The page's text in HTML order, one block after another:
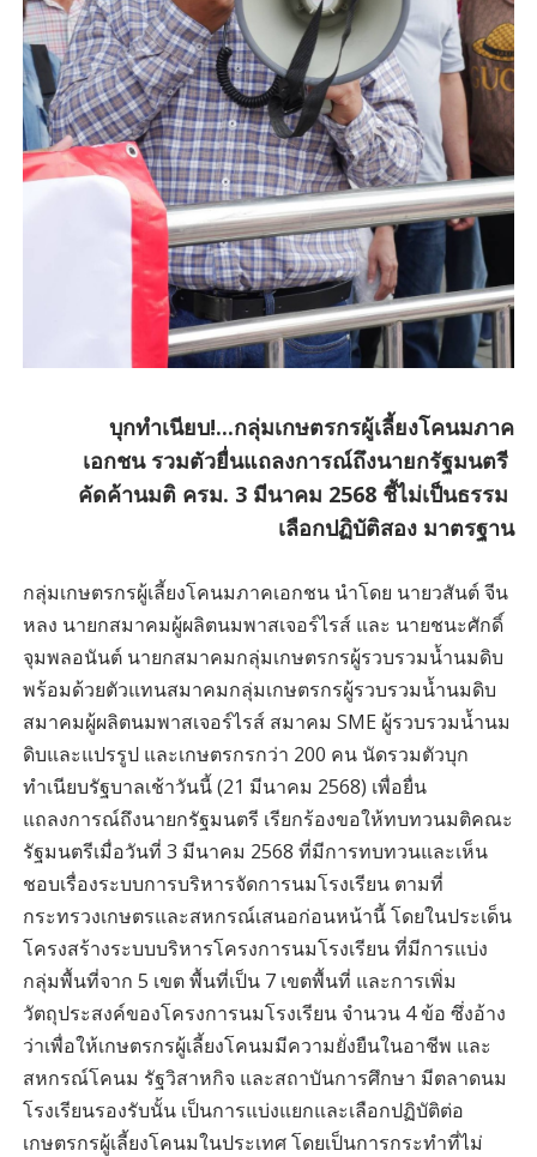
บุกทำเนียบ!...กลุ่มเกษตรกรผู้เลี้ยงโคนมภาค
เอกชน รวมตัวยื่นแถลงการณ์ถึงนายกรัฐมนตรี
คัดค้านมติ ครม. 3 มีนาคม 2568 ชี้ไม่เป็นธรรม
เลือกปฏิบัติสอง มาตรฐาน
กลุ่มเกษตรกรผู้เลี้ยงโคนมภาคเอกชน นำโดย นายวสันต์ จีน
หลง นายกสมาคมผู้ผลิตนมพาสเจอร์ไรส์ และ นายชนะศักดิ์
จุมพลอนันต์ นายกสมาคมกลุ่มเกษตรกรผู้รวบรวมน้ำนมดิบ
พร้อมด้วยตัวแทนสมาคมกลุ่มเกษตรกรผู้รวบรวมน้ำนมดิบ
สมาคมผู้ผลิตนมพาสเจอร์ไรส์ สมาคม SME ผู้รวบรวมน้ำนม
ดิบและแปรรูป และเกษตรกรกว่า 200 คน นัดรวมตัวบุก
ทำเนียบรัฐบาลเช้าวันนี้ (21 มีนาคม 2568) เพื่อยื่น
แถลงการณ์ถึงนายกรัฐมนตรี เรียกร้องขอให้ทบทวนมติคณะ
รัฐมนตรีเมื่อวันที่ 3 มีนาคม 2568 ที่มีการทบทวนและเห็น
ชอบเรื่องระบบการบริหารจัดการนมโรงเรียน ตามที่
กระทรวงเกษตรและสหกรณ์เสนอก่อนหน้านี้ โดยในประเด็น
โครงสร้างระบบบริหารโครงการนมโรงเรียน ที่มีการแบ่ง
กลุ่มพื้นที่จาก 5 เขต พื้นที่เป็น 7 เขตพื้นที่ และการเพิ่ม
วัตถุประสงค์ของโครงการนมโรงเรียน จำนวน 4 ข้อ ซึ่งอ้าง
ว่าเพื่อให้เกษตรกรผู้เลี้ยงโคนมมีความยั่งยืนในอาชีพ และ
สหกรณ์โคนม รัฐวิสาหกิจ และสถาบันการศึกษา มีตลาดนม
โรงเรียนรองรับนั้น เป็นการแบ่งแยกและเลือกปฏิบัติต่อ
เกษตรกรผู้เลี้ยงโคนมในประเทศ โดยเป็นการกระทำที่ไม่